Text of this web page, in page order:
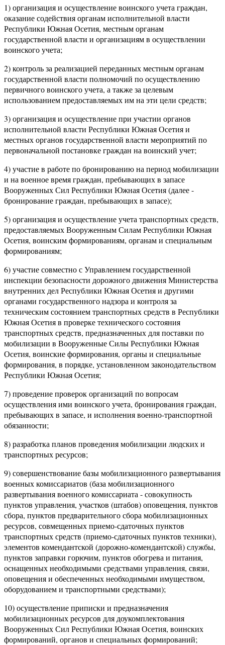
1) организация и осуществление воинского учета граждан,
оказание содействия органам исполнительной власти
Республики Южная Осетия, местным органам
государственной власти и организациям в осуществлении
воинского учета;
2) контроль за реализацией переданных местным органам
государственной власти полномочий по осуществлению
первичного воинского учета, а также за целевым
использованием предоставляемых им на эти цели средств;
3) организация и осуществление при участии органов
исполнительной власти Республики Южная Осетия и
местных органов государственной власти мероприятий по
первоначальной постановке граждан на воинский учет;
4) участие в работе по бронированию на период мобилизации
и на военное время граждан, пребывающих в запасе
Вооруженных Сил Республики Южная Осетия (далее -
бронирование граждан, пребывающих в запасе);
5) организация и осуществление учета транспортных средств,
предоставляемых Вооруженным Силам Республики Южная
Осетия, воинским формированиям, органам и специальным
формированиям;
6) участие совместно с Управлением государственной
инспекции безопасности дорожного движения Министерства
внутренних дел Республики Южная Осетия и другими
органами государственного надзора и контроля за
техническим состоянием транспортных средств в Республики
Южная Осетия в проверке технического состояния
транспортных средств, предназначенных для поставки по
мобилизации в Вооруженные Силы Республики Южная
Осетия, воинские формирования, органы и специальные
формирования, в порядке, установленном законодательством
Республики Южная Осетия;
7) проведение проверок организаций по вопросам
осуществления ими воинского учета, бронирования граждан,
пребывающих в запасе, и исполнения военно-транспортной
обязанности;
8) разработка планов проведения мобилизации людских и
транспортных ресурсов;
9) совершенствование базы мобилизационного развертывания
военных комиссариатов (база мобилизационного
развертывания военного комиссариата - совокупность
пунктов управления, участков (штабов) оповещения, пунктов
сбора, пунктов предварительного сбора мобилизационных
ресурсов, совмещенных приемо-сдаточных пунктов
транспортных средств (приемо-сдаточных пунктов техники),
элементов комендантской (дорожно-комендантской) службы,
пунктов заправки горючим, пунктов обогрева и питания,
оснащенных необходимыми средствами управления, связи,
оповещения и обеспеченных необходимыми имуществом,
оборудованием и транспортными средствами);
10) осуществление приписки и предназначения
мобилизационных ресурсов для доукомплектования
Вооруженных Сил Республики Южная Осетия, воинских
формирований, органов и специальных формирований;